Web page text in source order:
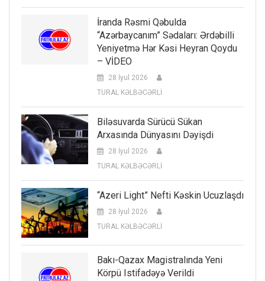
İranda Rəsmi Qəbulda
“Azərbaycanım” Sədaları: Ərdəbilli
Yeniyetmə Hər Kəsi Heyran Qoydu
– VİDEO
28 İyul 2026
TURAL KƏLBƏCƏRLİ
Biləsuvarda Sürücü Sükan
Arxasında Dünyasını Dəyişdi
28 İyul 2026
TURAL KƏLBƏCƏRLİ
“Azeri Light” Nefti Kəskin Ucuzlaşdı
28 İyul 2026
TURAL KƏLBƏCƏRLİ
Bakı-Qazax Magistralında Yeni
Körpü Istifadəyə Verildi